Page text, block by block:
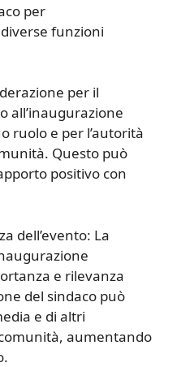
per
funzioni
per il
all’inaugurazione
ruolo e per l’autorità
Questo può
positivo con
dell’evento: La
e rilevanza
del sindaco può
e di altri
aumentando